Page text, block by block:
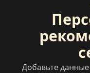
Добавьте